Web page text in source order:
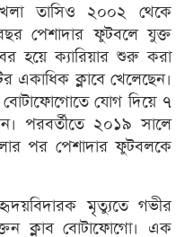
তাসিও ২০০২ থেকে
পেশাদার ফুটবলে যুক্ত
হয়ে ক্যারিয়ার শুরু করা
একাধিক ক্লাবে খেলেছেন।
বোটাফোগোতে যোগ দিয়ে ৭
পরবর্তীতে ২০১৯ সালে
পর পেশাদার ফুটবলকে
মৃত্যুতে গভীর
ক্লাব বোটাফোগো। এক